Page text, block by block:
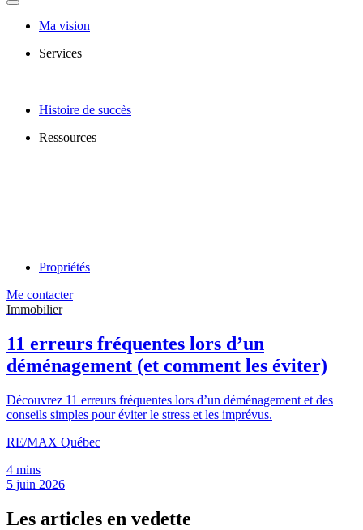
Ma vision
Services
Histoire de succès
Ressources
Propriétés
Me contacter
Immobilier
11 erreurs fréquentes lors d’un
déménagement (et comment les éviter)
Découvrez 11 erreurs fréquentes lors d’un déménagement et des
conseils simples pour éviter le stress et les imprévus.
RE/MAX Québec
4 mins
5 juin 2026
Les articles en vedette